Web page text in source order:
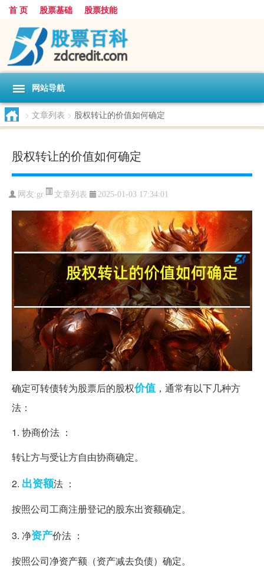
首 页 股票基础 股票技能
网站导航
> 文章列表 > 股权转让的价值如何确定
股权转让的价值如何确定
网友:gr 文章列表 2025-01-03 17:34:01
确定可转债转为股票后的股权价值 ，通常有以下几种方
法：
1. 协商价法 ：
转让方与受让方自由协商确定。
2. 出资额法 ：
按照公司工商注册登记的股东出资额确定。
3. 净资产价法 ：
按照公司净资产额（资产减去负债）确定。